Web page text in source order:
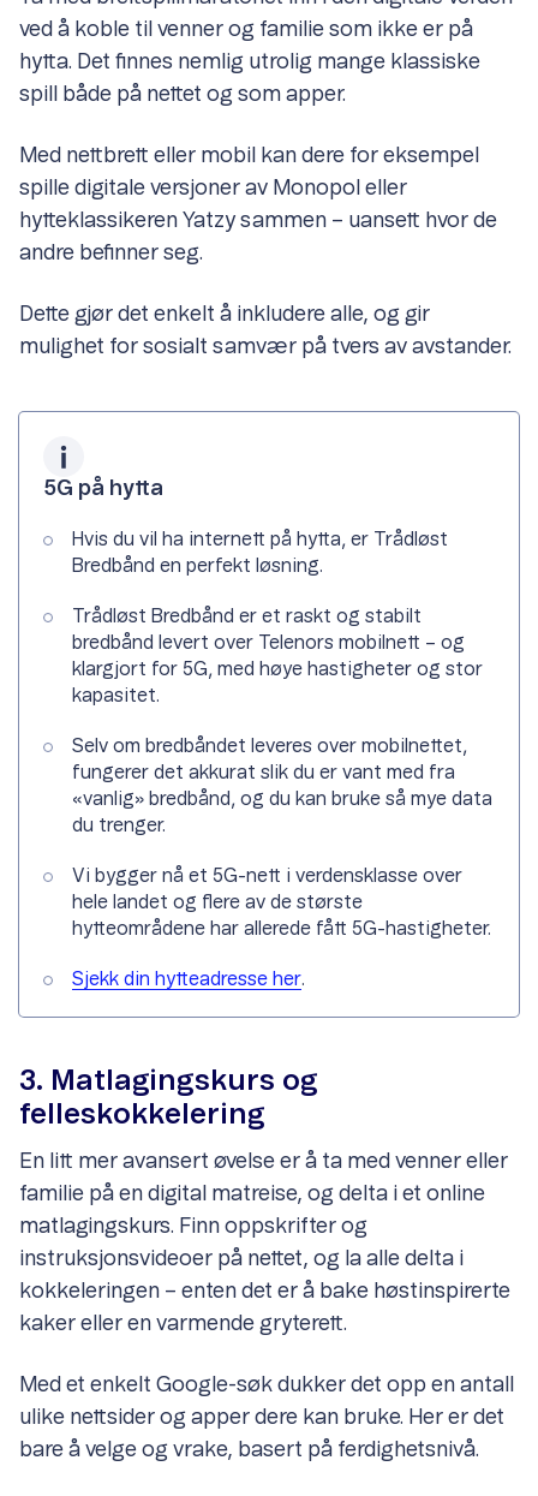
ved å koble til venner og familie som ikke er på
hytta. Det finnes nemlig utrolig mange klassiske
spill både på nettet og som apper.
Med nettbrett eller mobil kan dere for eksempel
spille digitale versjoner av Monopol eller
hytteklassikeren Yatzy sammen – uansett hvor de
andre befinner seg.
Dette gjør det enkelt å inkludere alle, og gir
mulighet for sosialt samvær på tvers av avstander.
5G på hytta
Hvis du vil ha internett på hytta, er Trådløst
Bredbånd en perfekt løsning.
Trådløst Bredbånd er et raskt og stabilt
bredbånd levert over Telenors mobilnett – og
klargjort for 5G, med høye hastigheter og stor
kapasitet.
Selv om bredbåndet leveres over mobilnettet,
fungerer det akkurat slik du er vant med fra
«vanlig» bredbånd, og du kan bruke så mye data
du trenger.
Vi bygger nå et 5G-nett i verdensklasse over
hele landet og flere av de største
hytteområdene har allerede fått 5G-hastigheter.
Sjekk din hytteadresse her.
3. Matlagingskurs og
felleskokkelering
En litt mer avansert øvelse er å ta med venner eller
familie på en digital matreise, og delta i et online
matlagingskurs. Finn oppskrifter og
instruksjonsvideoer på nettet, og la alle delta i
kokkeleringen – enten det er å bake høstinspirerte
kaker eller en varmende gryterett.
Med et enkelt Google-søk dukker det opp en antall
ulike nettsider og apper dere kan bruke. Her er det
bare å velge og vrake, basert på ferdighetsnivå.